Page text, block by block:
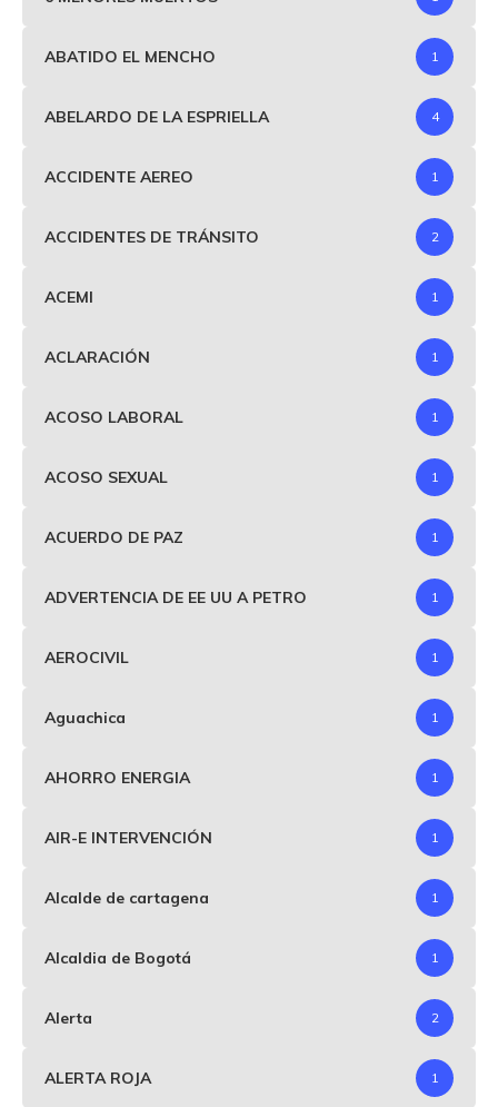
ABATIDO EL MENCHO 1
ABELARDO DE LA ESPRIELLA 4
ACCIDENTE AEREO 1
ACCIDENTES DE TRÁNSITO 2
ACEMI 1
ACLARACIÓN 1
ACOSO LABORAL 1
ACOSO SEXUAL 1
ACUERDO DE PAZ 1
ADVERTENCIA DE EE UU A PETRO 1
AEROCIVIL 1
Aguachica 1
AHORRO ENERGIA 1
AIR-E INTERVENCIÓN 1
Alcalde de cartagena 1
Alcaldia de Bogotá 1
Alerta 2
ALERTA ROJA 1